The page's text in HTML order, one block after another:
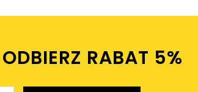
RABAT 5%ㅤ